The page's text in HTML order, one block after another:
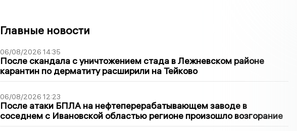
Главные новости
06/08/2026 14:35
После скандала с уничтожением стада в Лежневском районе
карантин по дерматиту расширили на Тейково
06/08/2026 12:23
После атаки БПЛА на нефтеперерабатывающем заводе в
соседнем с Ивановской областью регионе произошло возгорание